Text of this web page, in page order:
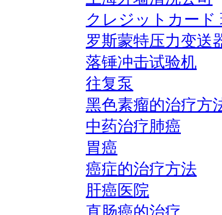
クレジットカード
罗斯蒙特压力变送
落锤冲击试验机
往复泵
黑色素瘤的治疗方
中药治疗肺癌
胃癌
癌症的治疗方法
肝癌医院